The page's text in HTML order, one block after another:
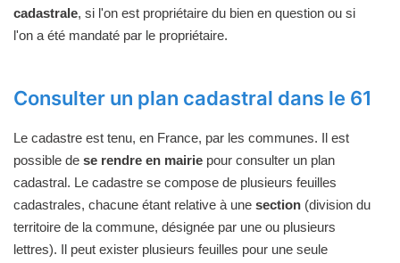
cadastrale, si l'on est propriétaire du bien en question ou si
l'on a été mandaté par le propriétaire.
Consulter un plan cadastral dans le 61
Le cadastre est tenu, en France, par les communes. Il est
possible de se rendre en mairie pour consulter un plan
cadastral. Le cadastre se compose de plusieurs feuilles
cadastrales, chacune étant relative à une section (division du
territoire de la commune, désignée par une ou plusieurs
lettres). Il peut exister plusieurs feuilles pour une seule